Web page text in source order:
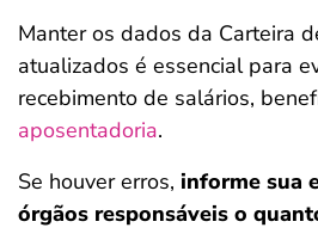
Manter os dados da Carteira
atualizados é essencial para
recebimento de salários,
aposentadoria.
Se houver erros, informe sua
órgãos responsáveis o